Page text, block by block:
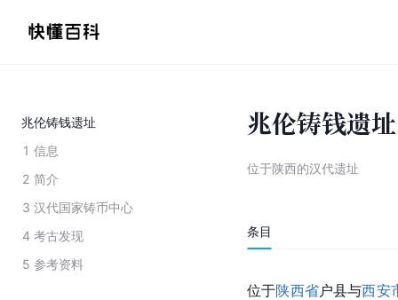
兆伦铸钱遗址
1 信息
2 简介
3 汉代国家铸币中心
4 考古发现
5 参考资料
兆伦铸钱遗址
位于陕西的汉代遗址
条目
位于陕西省户县与西安